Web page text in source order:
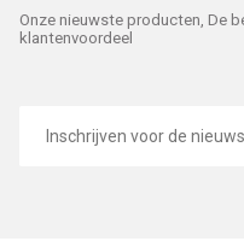
Onze nieuwste producten, De
klantenvoordeel
mailadres